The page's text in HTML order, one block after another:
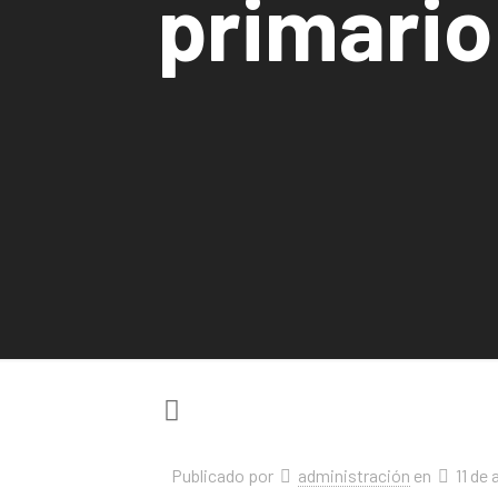
primario
Publicado por administración en 11 de